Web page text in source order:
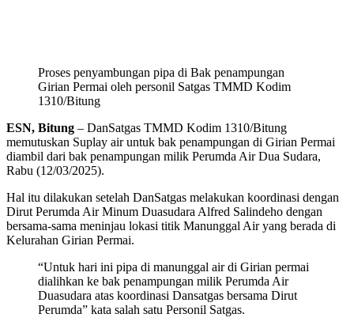
Proses penyambungan pipa di Bak penampungan
Girian Permai oleh personil Satgas TMMD Kodim
1310/Bitung
ESN, Bitung – DanSatgas TMMD Kodim 1310/Bitung
memutuskan Suplay air untuk bak penampungan di Girian Permai
diambil dari bak penampungan milik Perumda Air Dua Sudara,
Rabu (12/03/2025).
Hal itu dilakukan setelah DanSatgas melakukan koordinasi dengan
Dirut Perumda Air Minum Duasudara Alfred Salindeho dengan
bersama-sama meninjau lokasi titik Manunggal Air yang berada di
Kelurahan Girian Permai.
“Untuk hari ini pipa di manunggal air di Girian permai
dialihkan ke bak penampungan milik Perumda Air
Duasudara atas koordinasi Dansatgas bersama Dirut
Perumda” kata salah satu Personil Satgas.